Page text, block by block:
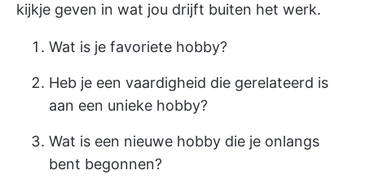
kijkje geven in wat jou drijft buiten het werk.
Wat is je favoriete hobby?
Heb je een vaardigheid die gerelateerd is
aan een unieke hobby?
Wat is een nieuwe hobby die je onlangs
bent begonnen?